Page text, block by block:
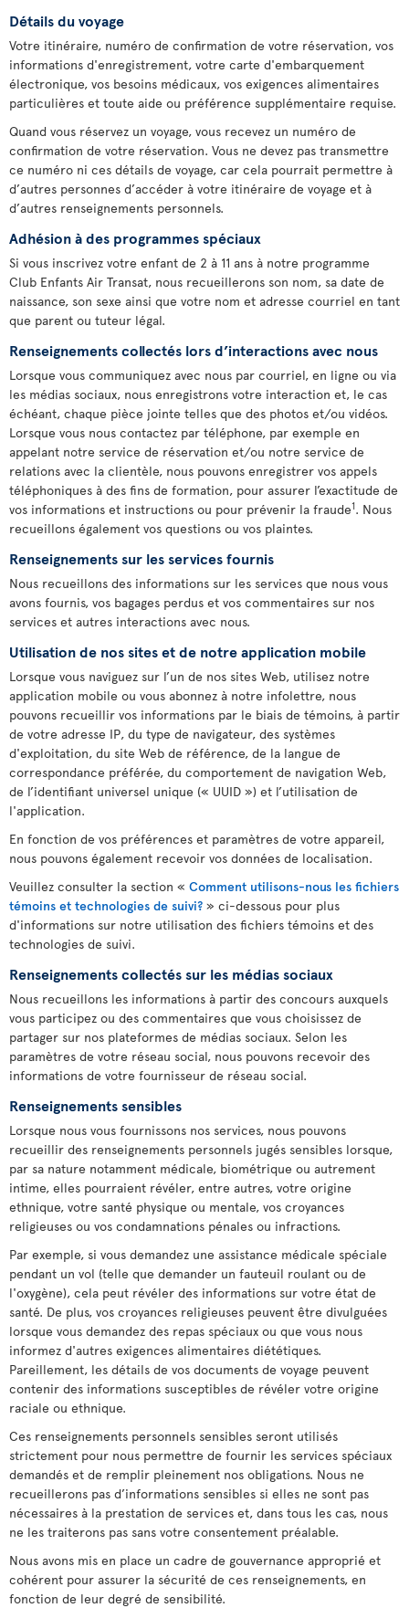
Détails du voyage
Votre itinéraire, numéro de confirmation de votre réservation, vos
informations d'enregistrement, votre carte d'embarquement
électronique, vos besoins médicaux, vos exigences alimentaires
particulières et toute aide ou préférence supplémentaire requise.
Quand vous réservez un voyage, vous recevez un numéro de
confirmation de votre réservation. Vous ne devez pas transmettre
ce numéro ni ces détails de voyage, car cela pourrait permettre à
d’autres personnes d’accéder à votre itinéraire de voyage et à
d’autres renseignements personnels.
Adhésion à des programmes spéciaux
Si vous inscrivez votre enfant de 2 à 11 ans à notre programme
Club Enfants Air Transat, nous recueillerons son nom, sa date de
naissance, son sexe ainsi que votre nom et adresse courriel en tant
que parent ou tuteur légal.
Renseignements collectés lors d’interactions avec nous
Lorsque vous communiquez avec nous par courriel, en ligne ou via
les médias sociaux, nous enregistrons votre interaction et, le cas
échéant, chaque pièce jointe telles que des photos et/ou vidéos.
Lorsque vous nous contactez par téléphone, par exemple en
appelant notre service de réservation et/ou notre service de
relations avec la clientèle, nous pouvons enregistrer vos appels
téléphoniques à des fins de formation, pour assurer l’exactitude de
vos informations et instructions ou pour prévenir la fraude1. Nous
recueillons également vos questions ou vos plaintes.
Renseignements sur les services fournis
Nous recueillons des informations sur les services que nous vous
avons fournis, vos bagages perdus et vos commentaires sur nos
services et autres interactions avec nous.
Utilisation de nos sites et de notre application mobile
Lorsque vous naviguez sur l’un de nos sites Web, utilisez notre
application mobile ou vous abonnez à notre infolettre, nous
pouvons recueillir vos informations par le biais de témoins, à partir
de votre adresse IP, du type de navigateur, des systèmes
d'exploitation, du site Web de référence, de la langue de
correspondance préférée, du comportement de navigation Web,
de l’identifiant universel unique (« UUID ») et l’utilisation de
l'application.
En fonction de vos préférences et paramètres de votre appareil,
nous pouvons également recevoir vos données de localisation.
Veuillez consulter la section « Comment utilisons-nous les fichiers
témoins et technologies de suivi? » ci-dessous pour plus
d'informations sur notre utilisation des fichiers témoins et des
technologies de suivi.
Renseignements collectés sur les médias sociaux
Nous recueillons les informations à partir des concours auxquels
vous participez ou des commentaires que vous choisissez de
partager sur nos plateformes de médias sociaux. Selon les
paramètres de votre réseau social, nous pouvons recevoir des
informations de votre fournisseur de réseau social.
Renseignements sensibles
Lorsque nous vous fournissons nos services, nous pouvons
recueillir des renseignements personnels jugés sensibles lorsque,
par sa nature notamment médicale, biométrique ou autrement
intime, elles pourraient révéler, entre autres, votre origine
ethnique, votre santé physique ou mentale, vos croyances
religieuses ou vos condamnations pénales ou infractions.
Par exemple, si vous demandez une assistance médicale spéciale
pendant un vol (telle que demander un fauteuil roulant ou de
l'oxygène), cela peut révéler des informations sur votre état de
santé. De plus, vos croyances religieuses peuvent être divulguées
lorsque vous demandez des repas spéciaux ou que vous nous
informez d'autres exigences alimentaires diététiques.
Pareillement, les détails de vos documents de voyage peuvent
contenir des informations susceptibles de révéler votre origine
raciale ou ethnique.
Ces renseignements personnels sensibles seront utilisés
strictement pour nous permettre de fournir les services spéciaux
demandés et de remplir pleinement nos obligations. Nous ne
recueillerons pas d’informations sensibles si elles ne sont pas
nécessaires à la prestation de services et, dans tous les cas, nous
ne les traiterons pas sans votre consentement préalable.
Nous avons mis en place un cadre de gouvernance approprié et
cohérent pour assurer la sécurité de ces renseignements, en
fonction de leur degré de sensibilité.